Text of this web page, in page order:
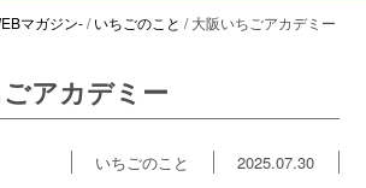
マガジン-/いちごのこと /大阪いちごアカデミー
アカデミー
いちごのこと 2025.07.30